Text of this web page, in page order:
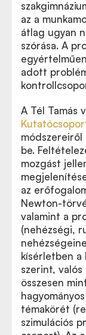
az a
átlag ugyan
szórása. A
adott
A Tél Tamás
be.
mozgást
az
Newton-
valamint a
(nehézségi,
kísérletben a
szerint,
összesen
témakörét
szimulációs